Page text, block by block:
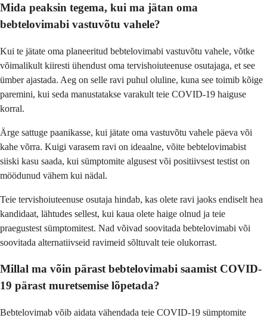
Mida peaksin tegema, kui ma jätan oma
bebtelovimabi vastuvõtu vahele?
Kui te jätate oma planeeritud bebtelovimabi vastuvõtu vahele, võtke
võimalikult kiiresti ühendust oma tervishoiuteenuse osutajaga, et see
ümber ajastada. Aeg on selle ravi puhul oluline, kuna see toimib kõige
paremini, kui seda manustatakse varakult teie COVID-19 haiguse
korral.
Ärge sattuge paanikasse, kui jätate oma vastuvõtu vahele päeva või
kahe võrra. Kuigi varasem ravi on ideaalne, võite bebtelovimabist
siiski kasu saada, kui sümptomite algusest või positiivsest testist on
möödunud vähem kui nädal.
Teie tervishoiuteenuse osutaja hindab, kas olete ravi jaoks endiselt hea
kandidaat, lähtudes sellest, kui kaua olete haige olnud ja teie
praegustest sümptomitest. Nad võivad soovitada bebtelovimabi või
soovitada alternatiivseid ravimeid sõltuvalt teie olukorrast.
Millal ma võin pärast bebtelovimabi saamist COVID-
19 pärast muretsemise lõpetada?
Bebtelovimab võib aidata vähendada teie COVID-19 sümptomite